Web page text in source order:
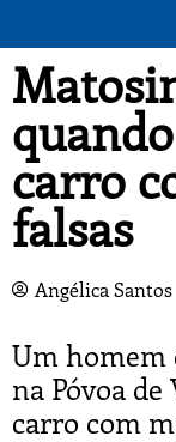
carro
falsas
Angélica Santos
Um homem
na Póvoa
carro com